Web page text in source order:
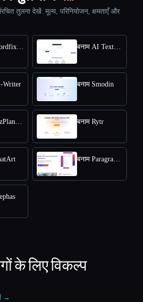
तुलना देखें: मूल्य, परिनियोजन, क्षमताएँ और
बनाम Wordfixerbot बनाम AI Text Summarizer
Writer बनाम Smodin
बनाम BizPlanner AI बनाम Rytr
बनाम Paragraph AI
के लिए विकल्प
→